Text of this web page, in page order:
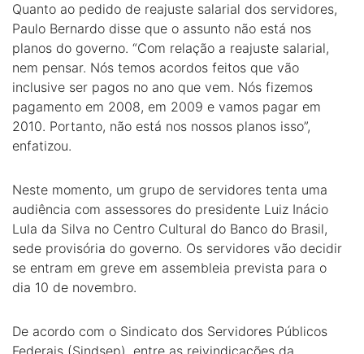
Quanto ao pedido de reajuste salarial dos servidores,
Paulo Bernardo disse que o assunto não está nos
planos do governo. “Com relação a reajuste salarial,
nem pensar. Nós temos acordos feitos que vão
inclusive ser pagos no ano que vem. Nós fizemos
pagamento em 2008, em 2009 e vamos pagar em
2010. Portanto, não está nos nossos planos isso”,
enfatizou.
Neste momento, um grupo de servidores tenta uma
audiência com assessores do presidente Luiz Inácio
Lula da Silva no Centro Cultural do Banco do Brasil,
sede provisória do governo. Os servidores vão decidir
se entram em greve em assembleia prevista para o
dia 10 de novembro.
De acordo com o Sindicato dos Servidores Públicos
Federais (Sindsep), entre as reivindicações da